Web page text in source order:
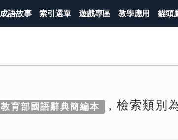
成語故事 索引選單 遊戲專區 教學應用 貓頭
教育部國語辭典簡編本 , 檢索類別為